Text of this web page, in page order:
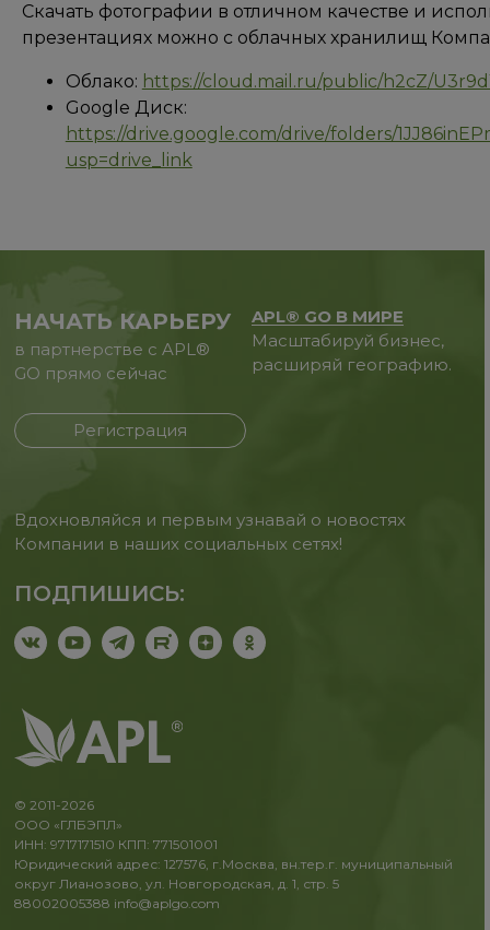
Скачать фотографии в отличном качестве и
презентациях можно с облачных хранилищ
Облако: https://cloud.mail.ru/public/h2cZ/
Google Диск:
https://drive.google.com/drive/folders/
usp=drive_link
НАЧАТЬ КАРЬЕРУ
в партнерстве с APL®
GO прямо сейчас
Регистрация
APL® GO В МИРЕ
Масштабируй бизнес,
расширяй географию.
Вдохновляйся и первым узнавай о новостях
Компании в наших социальных сетях!
ПОДПИШИСЬ:
© 2011-2026
ООО «ГЛБЭПЛ»
ИНН: 9717171510 КПП: 771501001
Юридический адрес: 127576, г.Москва, вн.тер.г. муниципальный
округ Лианозово, ул. Новгородская, д. 1, стр. 5
88002005388 info@aplgo.com